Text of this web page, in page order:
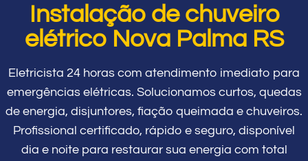
Instalação de chuveiro
elétrico Nova Palma RS
Eletricista 24 horas com atendimento imediato para
emergências elétricas. Solucionamos curtos, quedas
de energia, disjuntores, fiação queimada e chuveiros.
Profissional certificado, rápido e seguro, disponível
dia e noite para restaurar sua energia com total